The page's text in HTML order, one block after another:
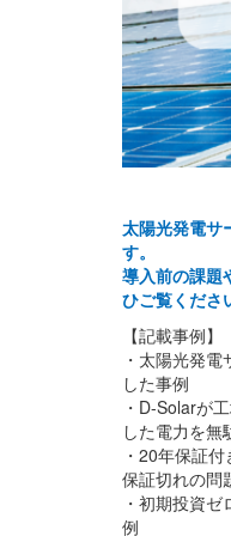
太陽光発電サ
す。
導入前の課題
ひご覧くださ
【記載事例】
・太陽光発
した事例
・D-Solarが
した電力を無
・20年保証
保証切れの問
・初期投資
例